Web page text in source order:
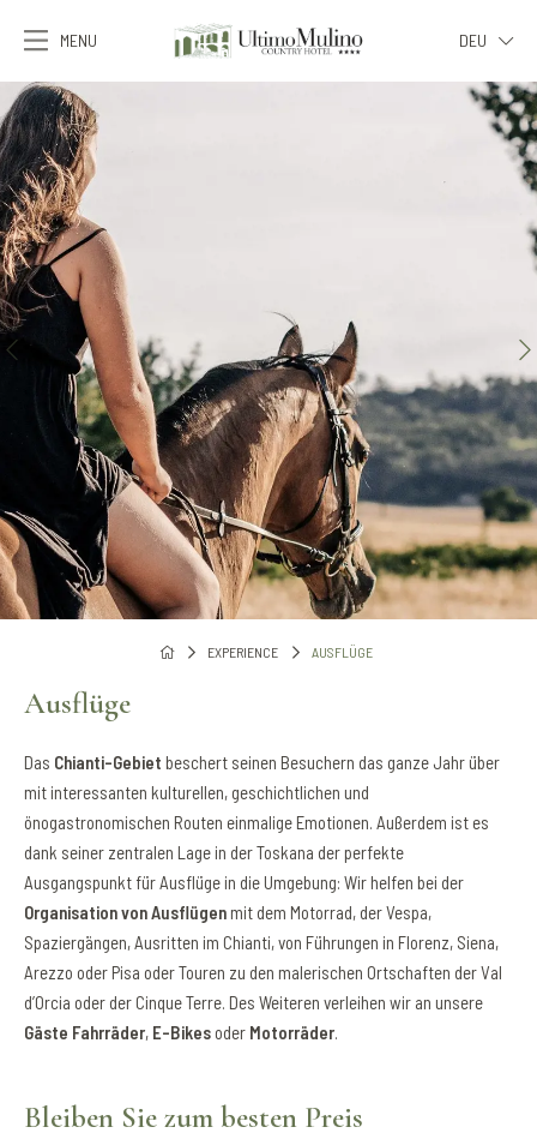
MENU
DEU
ENG
EXPERIENCE AUSFLÜGE
Ausflüge
Das Chianti-Gebiet beschert seinen Besuchern das ganze Jahr über
mit interessanten kulturellen, geschichtlichen und
önogastronomischen Routen einmalige Emotionen. Außerdem ist es
dank seiner zentralen Lage in der Toskana der perfekte
Ausgangspunkt für Ausflüge in die Umgebung: Wir helfen bei der
Organisation von Ausflügenmit dem Motorrad, der Vespa,
Spaziergängen, Ausritten im Chianti, von Führungen in Florenz, Siena,
Arezzo oder Pisa oder Touren zu den malerischen Ortschaften der Val
d’Orcia oder der Cinque Terre. Des Weiteren verleihen wir an unsere
Gäste Fahrräder, E-Bikes oder Motorräder.
Bleiben Sie zum besten Preis